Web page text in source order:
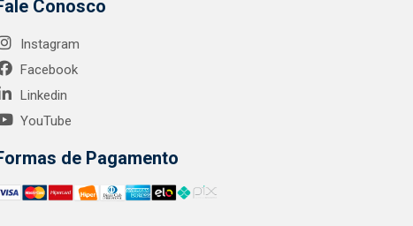
Conosco
Instagram
Facebook
Linkedin
YouTube
de Pagamento